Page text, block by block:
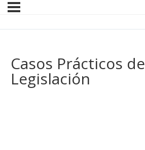
Casos Prácticos de
Legislación